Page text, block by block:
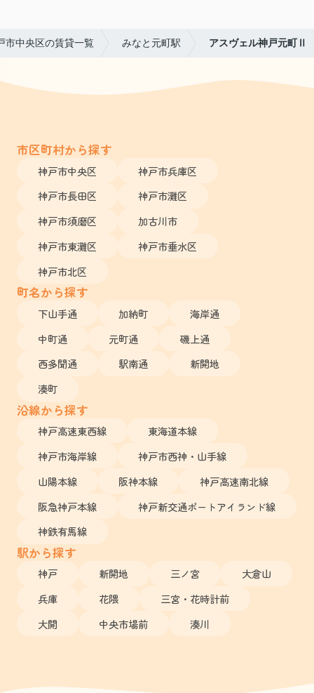
市中央区の賃貸一覧 みなと元町駅 アスヴェル神戸元町Ⅱ
市区町村から探す
神戸市中央区
神戸市兵庫区
神戸市長田区
神戸市灘区
神戸市須磨区
加古川市
神戸市東灘区
神戸市垂水区
神戸市北区
町名から探す
下山手通 加納町
海岸通
中町通
元町通
磯上通
西多聞通
駅南通
新開地
湊町
沿線から探す
神戸高速東西線
東海道本線
神戸市海岸線
神戸市西神・山手線
山陽本線
阪神本線
神戸高速南北線
阪急神戸本線
神戸新交通ポートアイランド線
神鉄有馬線
駅から探す
神戸 新開地 三ノ宮
大倉山
兵庫
花隈
三宮・花時計前
大開
中央市場前 湊川